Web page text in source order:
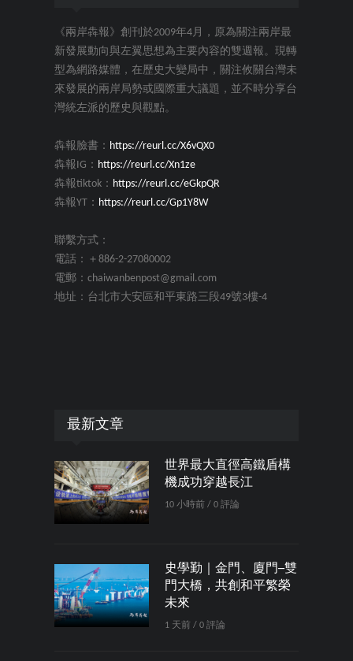
《兩岸犇報》創刊於2009年4月，原為關注兩岸最
新發展動向與左翼思想為主要內容的雙週報。現轉
型為網路媒體，在歷史大變局中，關注攸關台灣未
來發展的兩岸局勢或國際重大議題，並不時分享台
灣統左派的歷史與觀點。
犇報臉書： https://reurl.cc/X6vQX0
犇報IG： https://reurl.cc/Xn1ze
犇報tiktok： https://reurl.cc/eGkpQR
犇報YT： https://reurl.cc/Gp1Y8W
聯繫方式：
電話：＋886-2-27080002
電郵：chaiwanbenpost@gmail.com
地址：台北市大安區和平東路三段49號3樓-4
最新文章
世界最大直徑高鐵盾構
機成功穿越長江
10 小時前 / 0 評論
史學勤｜金門、廈門─雙
門大橋，共創和平繁榮
未來
1 天前 / 0 評論